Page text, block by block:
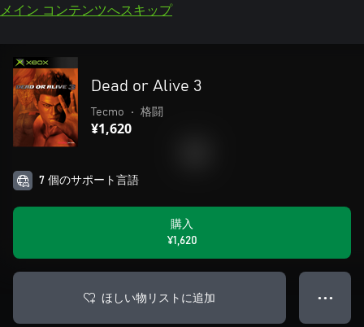
メイン コンテンツへスキップ
Dead or Alive 3
Tecmo • 格闘
¥1,620
7 個のサポート言語
購入
¥1,620
ほしい物リストに追加 ● ● ●